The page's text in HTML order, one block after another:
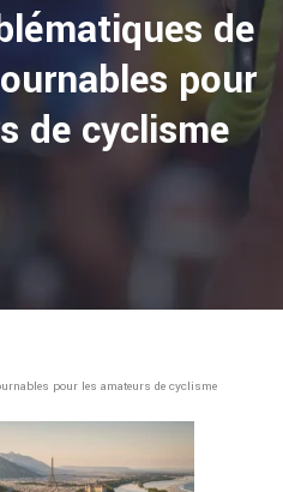
de
pour
de cyclisme
pour les amateurs de cyclisme